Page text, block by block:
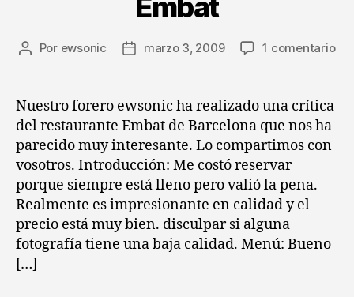
Autor
entrada
Por ewsonic
Fecha
entrada
marzo 3, 2009 1 comentarioen
Nuestro forero ewsonic ha realizado una crítica
del restaurante Embat de Barcelona que nos ha
parecido muy interesante. Lo compartimos con
vosotros. Introducción: Me costó reservar
porque siempre está lleno pero valió la pena.
Realmente es impresionante en calidad y el
precio está muy bien. disculpar si alguna
fotografía tiene una baja calidad. Menú: Bueno
[…]